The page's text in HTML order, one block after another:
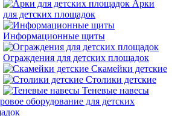
Арки
для детских площадок
Информационные щиты
Ограждения для детских площадок
Скамейки детские
Столики детские
Теневые навесы